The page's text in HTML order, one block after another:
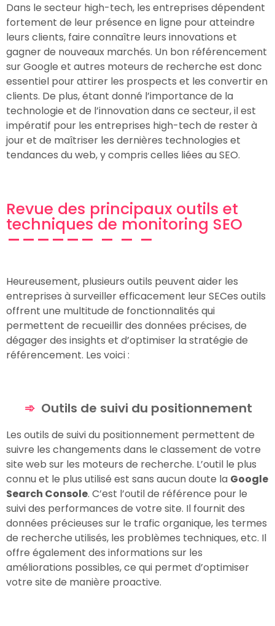
Dans le secteur high-tech, les entreprises dépendent
fortement de leur présence en ligne pour atteindre
leurs clients, faire connaître leurs innovations et
gagner de nouveaux marchés. Un bon référencement
sur Google et autres moteurs de recherche est donc
essentiel pour attirer les prospects et les convertir en
clients. De plus, étant donné l’importance de la
technologie et de l’innovation dans ce secteur, il est
impératif pour les entreprises high-tech de rester à
jour et de maîtriser les dernières technologies et
tendances du web, y compris celles liées au SEO.
Revue des principaux outils et
techniques de monitoring SEO
Heureusement, plusieurs outils peuvent aider les
entreprises à surveiller efficacement leur SECes outils
offrent une multitude de fonctionnalités qui
permettent de recueillir des données précises, de
dégager des insights et d’optimiser la stratégie de
référencement. Les voici :
Outils de suivi du positionnement
Les outils de suivi du positionnement permettent de
suivre les changements dans le classement de votre
site web sur les moteurs de recherche. L’outil le plus
connu et le plus utilisé est sans aucun doute la Google
Search Console. C’est l’outil de référence pour le
suivi des performances de votre site. Il fournit des
données précieuses sur le trafic organique, les termes
de recherche utilisés, les problèmes techniques, etc. Il
offre également des informations sur les
améliorations possibles, ce qui permet d’optimiser
votre site de manière proactive.